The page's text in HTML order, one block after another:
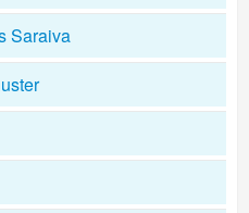
Saraiva